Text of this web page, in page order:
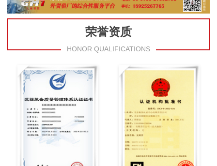
荣誉资质
HONOR QUALIFICATIONS